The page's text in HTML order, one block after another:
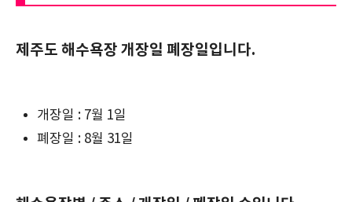
제주도 해수욕장 개장일 폐장일입니다.
개장일 : 7월 1일
폐장일 : 8월 31일